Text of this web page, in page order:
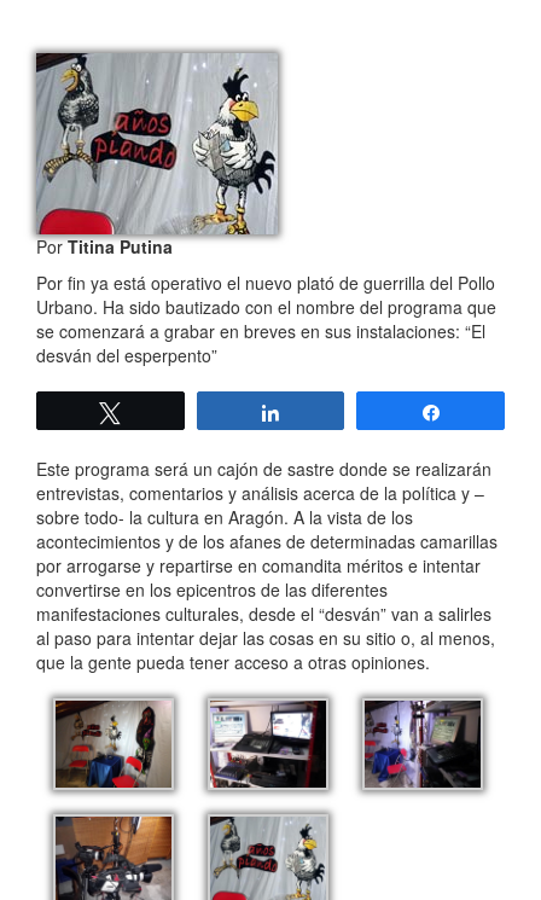
PorTitina Putina
Por fin ya está operativo el nuevo plató de guerrilla del Pollo
Urbano. Ha sido bautizado con el nombre del programa que
se comenzará a grabar en breves en sus instalaciones: “El
desván del esperpento”
Este programa será un cajón de sastre donde se realizarán
entrevistas, comentarios y análisis acerca de la política y –
sobre todo- la cultura en Aragón. A la vista de los
acontecimientos y de los afanes de determinadas camarillas
por arrogarse y repartirse en comandita méritos e intentar
convertirse en los epicentros de las diferentes
manifestaciones culturales, desde el “desván” van a salirles
al paso para intentar dejar las cosas en su sitio o, al menos,
que la gente pueda tener acceso a otras opiniones.